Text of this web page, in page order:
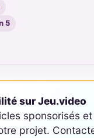
5
sur Jeu.video
sponsorisés
projet.